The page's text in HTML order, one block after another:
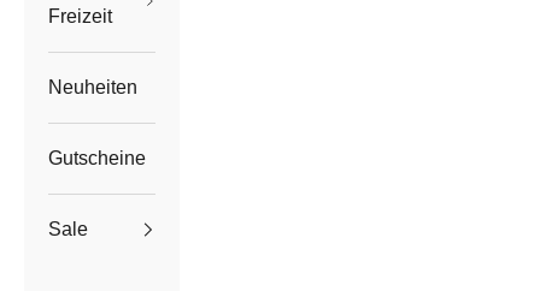
Freizeit
Neuheiten
Gutscheine
Sale